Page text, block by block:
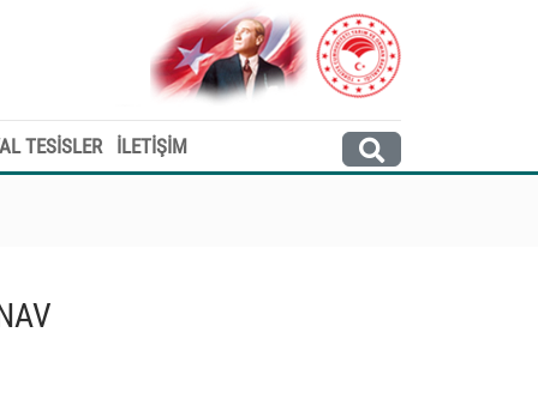
TESİSLER İLETİŞİM